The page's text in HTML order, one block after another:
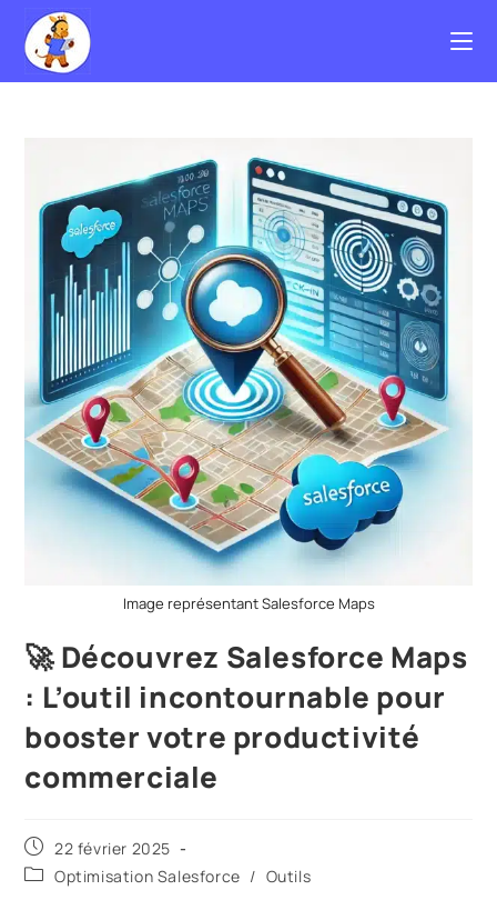
Image représentant Salesforce Maps
🚀 Découvrez Salesforce Maps
: L’outil incontournable pour
booster votre productivité
commerciale
22 février 2025
Optimisation Salesforce / Outils